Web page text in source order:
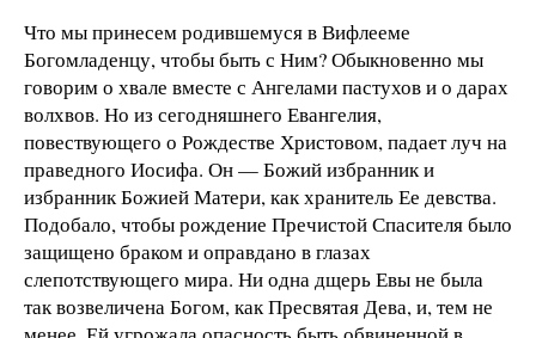
Что мы принесем родившемуся в Вифлееме
Богомладенцу, чтобы быть с Ним? Обыкновенно мы
говорим о хвале вместе с Ангелами пастухов и о дарах
волхвов. Но из сегодняшнего Евангелия,
повествующего о Рождестве Христовом, падает луч на
праведного Иосифа. Он — Божий избранник и
избранник Божией Матери, как хранитель Ее девства.
Подобало, чтобы рождение Пречистой Спасителя было
защищено браком и оправдано в глазах
слепотствующего мира. Ни одна дщерь Евы не была
так возвеличена Богом, как Пресвятая Дева, и, тем не